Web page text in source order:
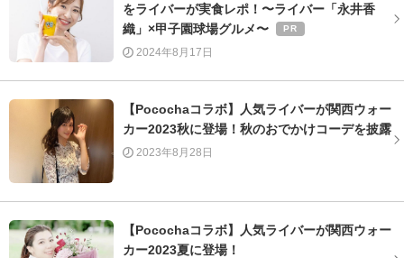
をライバーが実食レポ！〜ライバー「永井香
織」×甲子園球場グルメ〜
2024年8月17日
【Pocochaコラボ】人気ライバーが関西ウォー
カー2023秋に登場！秋のおでかけコーデを披露
2023年8月28日
【Pocochaコラボ】人気ライバーが関西ウォー
カー2023夏に登場！